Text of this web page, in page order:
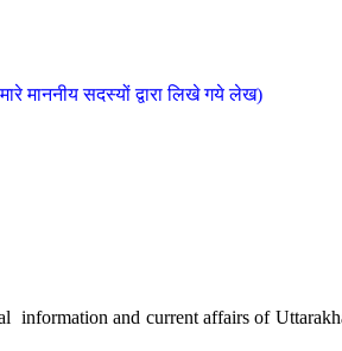
माननीय सदस्यों द्वारा लिखे गये लेख)
information and current affairs of